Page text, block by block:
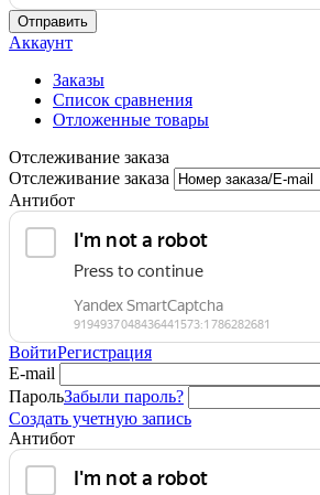
Отправить
Аккаунт
Заказы
Список сравнения
Отложенные товары
Отслеживание заказа
Отслеживание заказа
Антибот
ВойтиРегистрация
E-mail
ПарольЗабыли пароль?
Создать учетную запись
Антибот